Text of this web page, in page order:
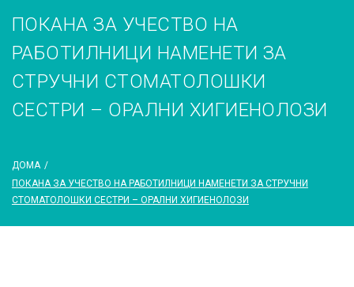
ПОКАНА ЗА УЧЕСТВО НА
РАБОТИЛНИЦИ НАМЕНЕТИ ЗА
СТРУЧНИ СТОМАТОЛОШКИ
СЕСТРИ – ОРАЛНИ ХИГИЕНОЛОЗИ
ДОМА /
ПОКАНА ЗА УЧЕСТВО НА РАБОТИЛНИЦИ НАМЕНЕТИ ЗА СТРУЧНИ
СТОМАТОЛОШКИ СЕСТРИ – ОРАЛНИ ХИГИЕНОЛОЗИ